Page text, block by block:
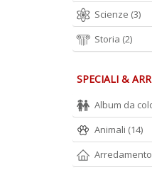
Da Te Vespista
Digitale
4.90 €
Scienze (3)
Storia (2)
SPECIALI &
Album da
Animali (14)
Arredamento